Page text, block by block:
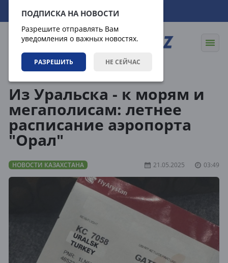
ПОДПИСКА НА НОВОСТИ
Разрешите отправлять Вам
уведомления о важных новостях.
РАЗРЕШИТЬ НЕ СЕЙЧАС
06.08.2026 09:58:50
Из Уральска - к морям и
мегаполисам: летнее
расписание аэропорта
"Орал"
НОВОСТИ КАЗАХСТАНА 21.05.2025 03:49